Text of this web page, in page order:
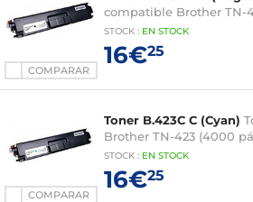
COMPARAR
compatible Brother TN-
STOCK : EN STOCK
16€25
COMPARAR
Toner B.423C C (Cyan)
Brother TN-423 (4000
STOCK : EN STOCK
16€25